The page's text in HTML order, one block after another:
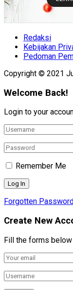
Redaksi
Kebijakan
Pedoman
Copyright © 2021
Welcome Back!
Login to your
Remember Me
Forgotten
Create New
Fill the forms